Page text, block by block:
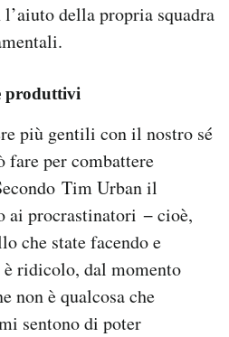
della propria squadra
produttivi
più gentili con il nostro sé
fare per combattere
Tim Urban il
ai procrastinatori − cioè,
che state facendo e
ridicolo, dal momento
non è qualcosa che
sentono di poter